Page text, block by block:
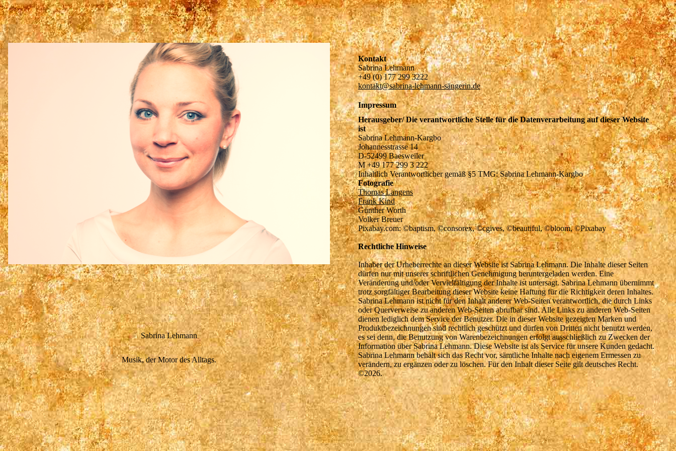
Sabrina Lehmann
Musik, der Motor des Alltags.
Kontakt
Sabrina Lehmann
+49 (0) 177 299 3222
kontakt@sabrina-lehmann-sängerin.de
Impressum
Herausgeber/ Die verantwortliche Stelle für die Datenverarbeitung auf dieser Website
ist
Sabrina Lehmann-Kargbo
Johannesstrasse 14
D-52499 Baesweiler
M +49 177 299 3 222
Inhaltlich Verantwortlicher gemäß §5 TMG: Sabrina Lehmann-Kargbo
Fotografie
Thomas Langens
Frank Kind
Günther Worth
Volker Breuer
Pixabay.com: ©baptism, ©consorex, ©cgives, ©beautiful, ©bloom, ©Pixabay
Rechtliche Hinweise
Inhaber der Urheberrechte an dieser Website ist Sabrina Lehmann. Die Inhalte dieser Seiten
dürfen nur mit unserer schriftlichen Genehmigung heruntergeladen werden. Eine
Veränderung und/oder Vervielfältigung der Inhalte ist untersagt. Sabrina Lehmann übernimmt
trotz sorgfältiger Bearbeitung dieser Website keine Haftung für die Richtigkeit deren Inhaltes.
Sabrina Lehmann ist nicht für den Inhalt anderer Web-Seiten verantwortlich, die durch Links
oder Querverweise zu anderen Web-Seiten abrufbar sind. Alle Links zu anderen Web-Seiten
dienen lediglich dem Service der Benutzer. Die in dieser Website gezeigten Marken und
Produktbezeichnungen sind rechtlich geschützt und dürfen von Dritten nicht benutzt werden,
es sei denn, die Benutzung von Warenbezeichnungen erfolgt ausschließlich zu Zwecken der
Information über Sabrina Lehmann. Diese Website ist als Service für unsere Kunden gedacht.
Sabrina Lehmann behält sich das Recht vor, sämtliche Inhalte nach eigenem Ermessen zu
verändern, zu ergänzen oder zu löschen. Für den Inhalt dieser Seite gilt deutsches Recht.
©2026.